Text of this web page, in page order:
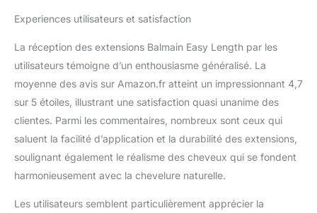
Experiences utilisateurs et satisfaction
La réception des extensions Balmain Easy Length par les
utilisateurs témoigne d’un enthousiasme généralisé. La
moyenne des avis sur Amazon.fr atteint un impressionnant 4,7
sur 5 étoiles, illustrant une satisfaction quasi unanime des
clientes. Parmi les commentaires, nombreux sont ceux qui
saluent la facilité d’application et la durabilité des extensions,
soulignant également le réalisme des cheveux qui se fondent
harmonieusement avec la chevelure naturelle.
Les utilisateurs semblent particulièrement apprécier la